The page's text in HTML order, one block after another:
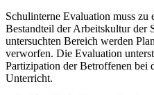
Schulinterne Evaluation muss zu
Bestandteil der Arbeitskultur der
untersuchten Bereich werden
verworfen. Die Evaluation
Partizipation der Betroffenen bei
Unterricht.